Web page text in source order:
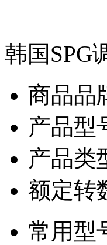
韩国SPG
商品品
产品型
产品类
额定转
常用型